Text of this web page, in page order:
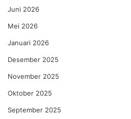
Juni 2026
Mei 2026
Januari 2026
Desember 2025
November 2025
Oktober 2025
September 2025